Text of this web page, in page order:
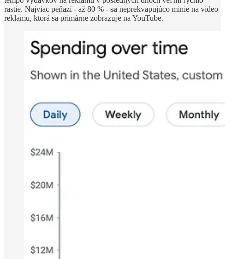
rastie. Najviac peňazí - až 80 % - sa neprekvapujúco minie na video
reklamu, ktorá sa primárne zobrazuje na YouTube.